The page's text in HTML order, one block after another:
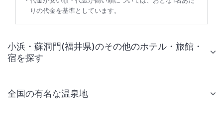
りの代金を基準としています。
小浜・蘇洞門(福井県)のその他のホテル・旅館・
宿を探す
全国の有名な温泉地